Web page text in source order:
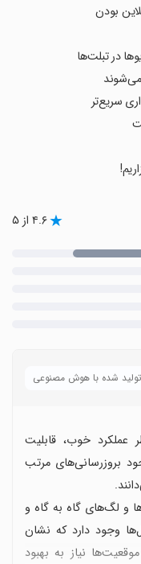
بودن
در تبلت‌ها
می‌شوند
سریع‌تر
۴.۶ از ۵
تولید شده با هوش مصنوعی
عملکرد خوب، قابلیت
بروزرسانی‌های مرتب
و لگ‌های گاه به گاه و
وجود دارد که نشان
نیاز به بهبود